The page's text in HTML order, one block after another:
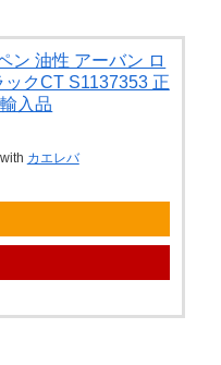
ン 油性 アーバン ロ
クCT S1137353 正
入品
カエレバ